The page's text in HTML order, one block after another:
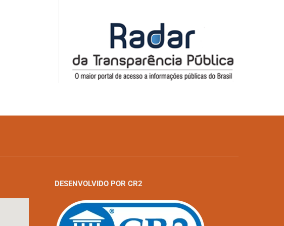
DESENVOLVIDO POR CR2